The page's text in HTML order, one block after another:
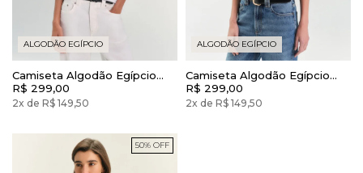
ALGODÃO EGÍPCIO
Camiseta Algodão Egípcio
Camys Gola V Branca
R$ 299,00
2x de R$ 149,50
ALGODÃO EGÍPCIO
Camiseta Algodão Egípcio
Camys Gola V Preto
R$ 299,00
2x de R$ 149,50
50% OFF